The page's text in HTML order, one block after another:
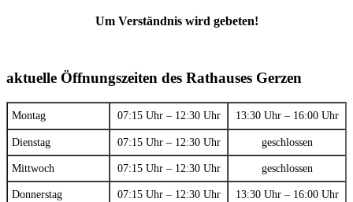
Um Verständnis wird gebeten!
aktuelle Öffnungszeiten des Rathauses Gerzen
Montag 07:15 Uhr – 12:30 Uhr 13:30 Uhr – 16:00 Uhr
Dienstag 07:15 Uhr – 12:30 Uhr geschlossen
Mittwoch 07:15 Uhr – 12:30 Uhr geschlossen
Donnerstag 07:15 Uhr – 12:30 Uhr 13:30 Uhr – 16:00 Uhr